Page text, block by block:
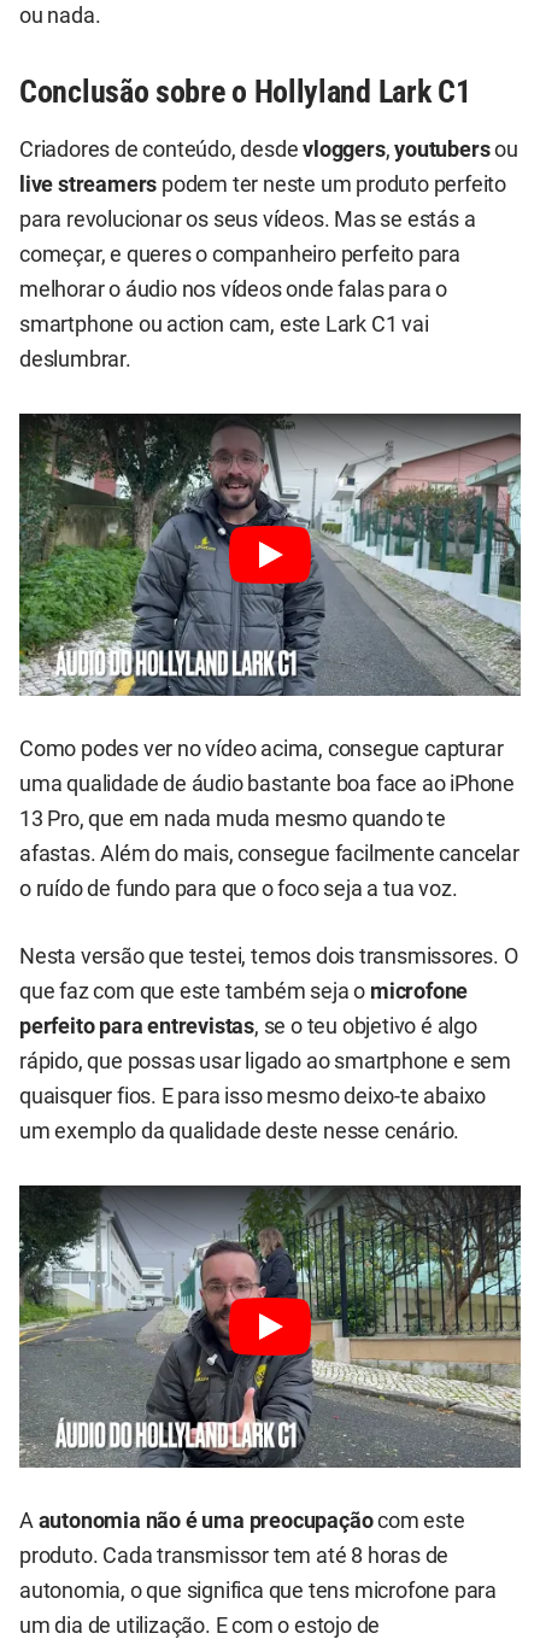
ou nada.
Conclusão sobre o Hollyland Lark C1
Criadores de conteúdo, desdevloggers,youtubersou
live streamers podem ter neste um produto perfeito
para revolucionar os seus vídeos. Mas se estás a
começar, e queres o companheiro perfeito para
melhorar o áudio nos vídeos onde falas para o
smartphone ou action cam, este Lark C1 vai
deslumbrar.
Como podes ver no vídeo acima, consegue capturar
uma qualidade de áudio bastante boa face ao iPhone
13 Pro, que em nada muda mesmo quando te
afastas. Além do mais, consegue facilmente cancelar
o ruído de fundo para que o foco seja a tua voz.
Nesta versão que testei, temos dois transmissores. O
que faz com que este também seja o microfone
perfeito para entrevistas, se o teu objetivo é algo
rápido, que possas usar ligado ao smartphone e sem
quaisquer fios. E para isso mesmo deixo-te abaixo
um exemplo da qualidade deste nesse cenário.
A autonomia não é uma preocupaçãocom este
produto. Cada transmissor tem até 8 horas de
autonomia, o que significa que tens microfone para
um dia de utilização. E com o estojo de